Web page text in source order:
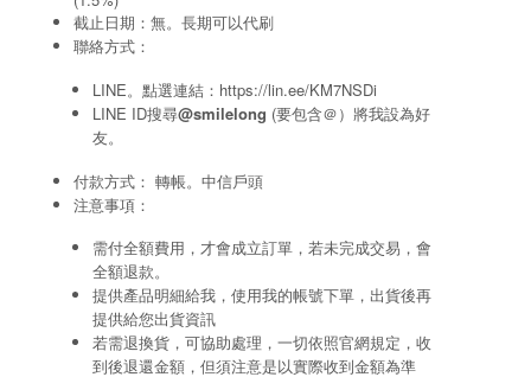
截止日期：無。長期可以代刷
聯絡方式：
LINE。點選連結： https://lin.ee/KM7NSDi
LINE ID搜尋@smilelong (要包含＠）將我設為好
友。
付款方式： 轉帳。中信戶頭
注意事項：
需付全額費用，才會成立訂單，若未完成交易，會
全額退款。
提供產品明細給我，使用我的帳號下單，出貨後再
提供給您出貨資訊
若需退換貨，可協助處理，一切依照官網規定，收
到後退還金額，但須注意是以實際收到金額為準